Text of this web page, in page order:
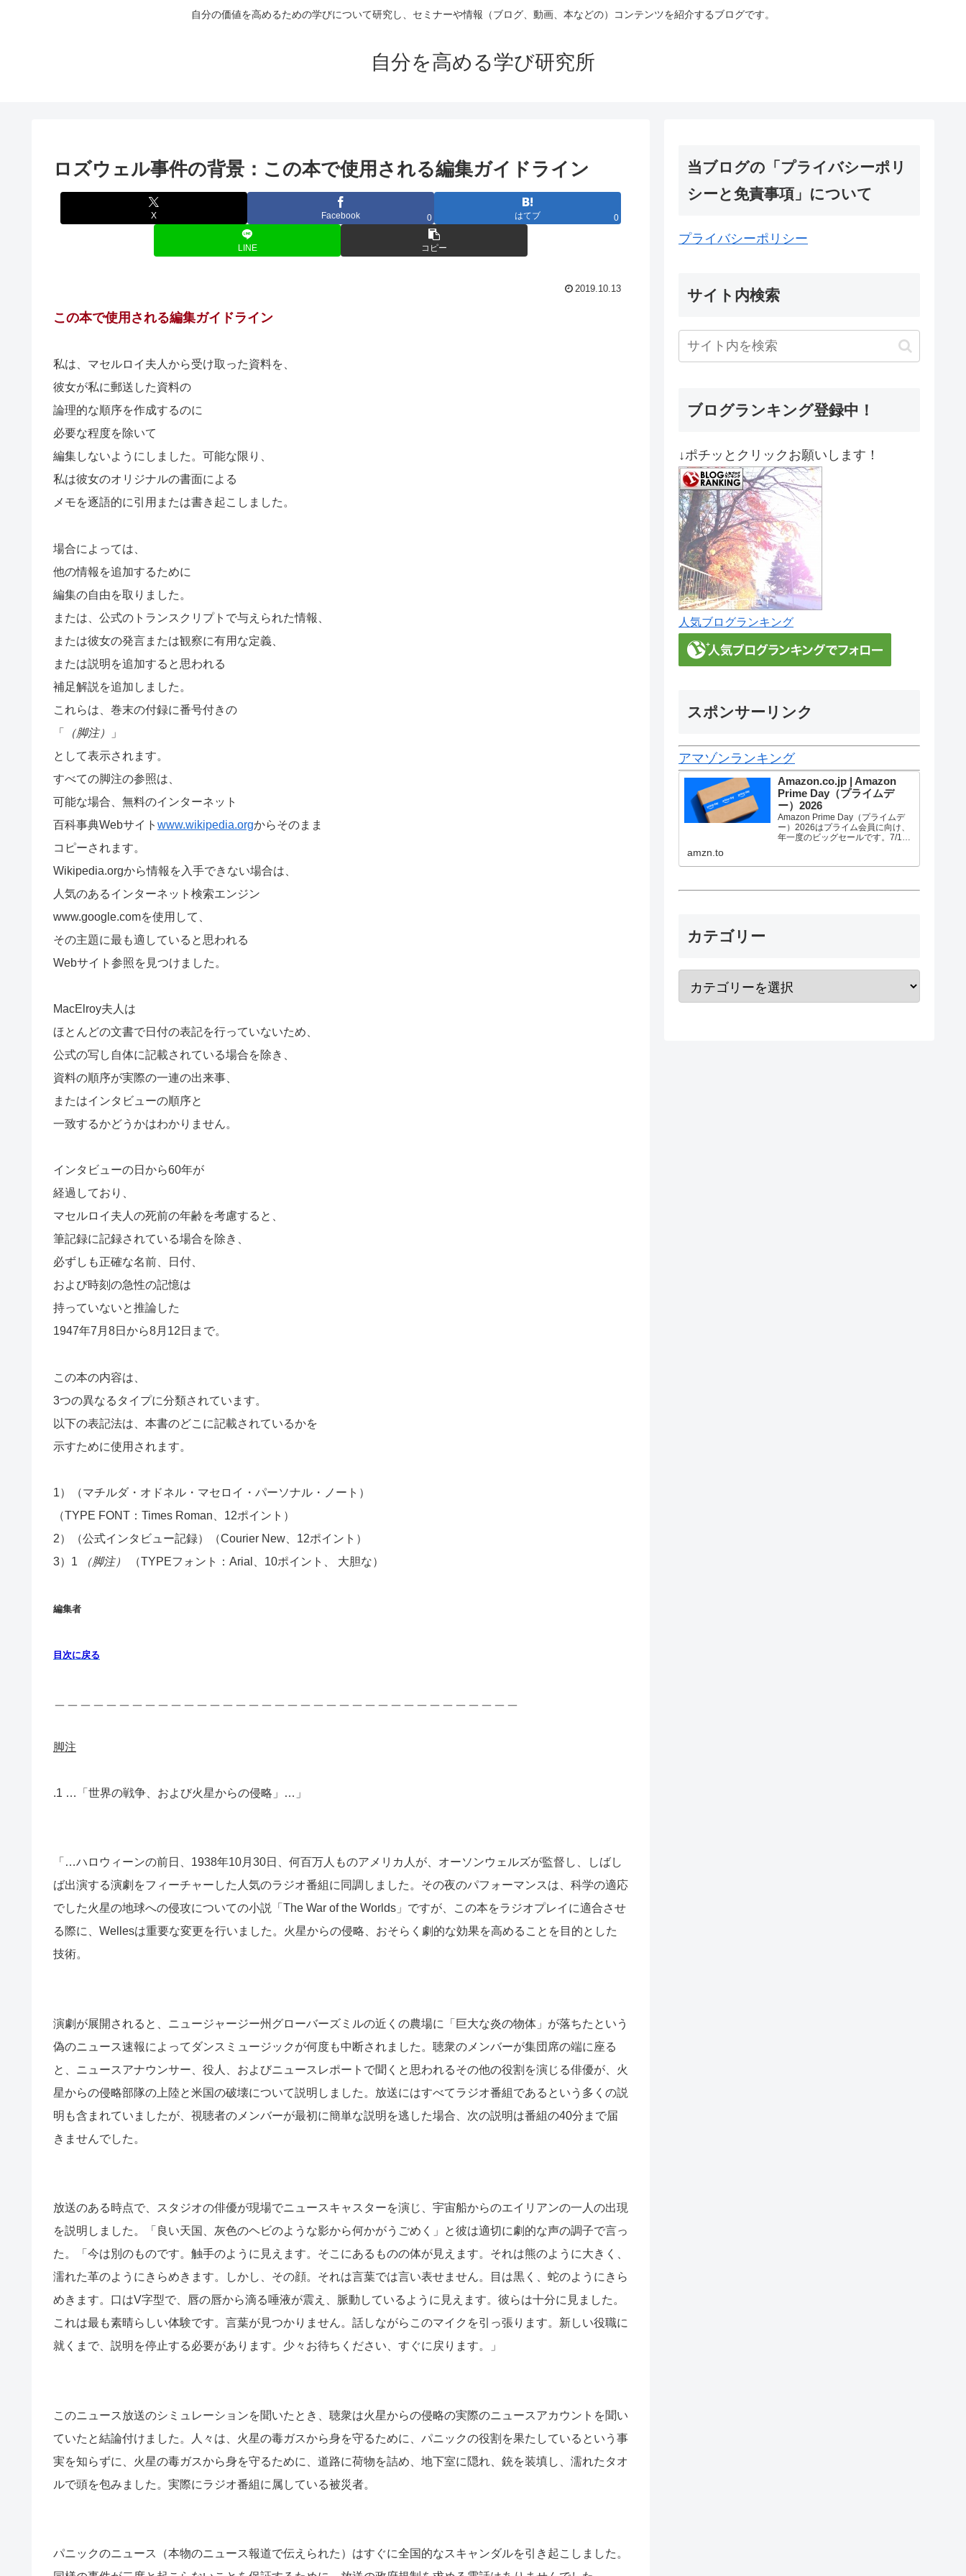
自分の価値を高めるための学びについて研究し、セミナーや情報（ブログ、動画、本などの）コンテンツを紹介するブログです。
自分を高める学び研究所
ロズウェル事件の背景：この本で使用される編集ガイドライン
X Facebook 0 はてブ 0
LINE コピー
2019.10.13
この本で使用される編集ガイドライン
私は、マセルロイ夫人から受け取った資料を、
彼女が私に郵送した資料の
論理的な順序を作成するのに
必要な程度を除いて
編集しないようにしました。 可能な限り、
私は彼女のオリジナルの書面による
メモを逐語的に引用または書き起こしました。
場合によっては、
他の情報を追加するために
編集の自由を取りました。
または、公式のトランスクリプトで与えられた情報、
または彼女の発言または観察に有用な定義、
または説明を追加すると思われる
補足解説を追加しました。
これらは、巻末の付録に番号付きの
「
（脚注）
」
として表示されます。
すべての脚注の参照は、
可能な場合、無料のインターネット
百科事典Webサイト www.wikipedia.orgからそのまま
コピーされます。
Wikipedia.orgから情報を入手できない場合は、
人気のあるインターネット検索エンジン
www.google.comを使用して、
その主題に最も適していると思われる
Webサイト参照を見つけました。
MacElroy夫人は
ほとんどの文書で日付の表記を行っていないため、
公式の写し自体に記載されている場合を除き、
資料の順序が実際の一連の出来事、
またはインタビューの順序と
一致するかどうかはわかりません。
インタビューの日から60年が
経過しており、
マセルロイ夫人の死前の年齢を考慮すると、
筆記録に記録されている場合を除き、
必ずしも正確な名前、日付、
および時刻の急性の記憶は
持っていないと推論した
1947年7月8日から8月12日まで。
この本の内容は、
3つの異なるタイプに分類されています。
以下の表記法は、本書のどこに記載されているかを
示すために使用されます。
1）（マチルダ・オドネル・マセロイ・パーソナル・ノート）
（TYPE FONT：Times Roman、12ポイント）
2）（公式インタビュー記録）（Courier New、12ポイント）
3）1
（脚注） （TYPEフォント：Arial、10ポイント、 大胆な）
編集者
目次に戻る
脚注
.1 …「世界の戦争、および火星からの侵略」…」
「…ハロウィーンの前日、1938年10月30日、何百万人ものアメリカ人が、オーソンウェルズが監督し、しばし
ば出演する演劇をフィーチャーした人気のラジオ番組に同調しました。その夜のパフォーマンスは、科学の適応
でした火星の地球への侵攻についての小説「The War of the Worlds」ですが、この本をラジオプレイに適合させ
る際に、Wellesは重要な変更を行いました。火星からの侵略、おそらく劇的な効果を高めることを目的とした
技術。
演劇が展開されると、ニュージャージー州グローバーズミルの近くの農場に「巨大な炎の物体」が落ちたという
偽のニュース速報によってダンスミュージックが何度も中断されました。聴衆のメンバーが集団席の端に座る
と、ニュースアナウンサー、役人、およびニュースレポートで聞くと思われるその他の役割を演じる俳優が、火
星からの侵略部隊の上陸と米国の破壊について説明しました。放送にはすべてラジオ番組であるという多くの説
明も含まれていましたが、視聴者のメンバーが最初に簡単な説明を逃した場合、次の説明は番組の40分まで届
きませんでした。
放送のある時点で、スタジオの俳優が現場でニュースキャスターを演じ、宇宙船からのエイリアンの一人の出現
を説明しました。「良い天国、灰色のヘビのような影から何かがうごめく」と彼は適切に劇的な声の調子で言っ
た。「今は別のものです。触手のように見えます。そこにあるものの体が見えます。それは熊のように大きく、
濡れた革のようにきらめきます。しかし、その顔。それは言葉では言い表せません。目は黒く、蛇のようにきら
めきます。口はV字型で、唇の唇から滴る唾液が震え、脈動しているように見えます。彼らは十分に見ました。
これは最も素晴らしい体験です。言葉が見つかりません。話しながらこのマイクを引っ張ります。新しい役職に
就くまで、説明を停止する必要があります。少々お待ちください、すぐに戻ります。」
このニュース放送のシミュレーションを聞いたとき、聴衆は火星からの侵略の実際のニュースアカウントを聞い
ていたと結論付けました。人々は、火星の毒ガスから身を守るために、パニックの役割を果たしているという事
実を知らずに、火星の毒ガスから身を守るために、道路に荷物を詰め、地下室に隠れ、銃を装填し、濡れたタオ
ルで頭を包みました。実際にラジオ番組に属している被災者。
パニックのニュース（本物のニュース報道で伝えられた）はすぐに全国的なスキャンダルを引き起こしました。
当ブログの「プライバシーポリ
シーと免責事項」について
プライバシーポリシー
サイト内検索
ブログランキング登録中！
↓ポチッとクリックお願いします！
人気ブログランキング
スポンサーリンク
アマゾンランキング
Amazon.co.jp | Amazon
Prime Day（プライムデ
ー）2026
Amazon Prime Day（プライムデ
ー）2026はプライム会員に向け、
年一度のビッグセールです。7/10
ら数多くのお買得商品が96時間に
amzn.to
カテゴリー